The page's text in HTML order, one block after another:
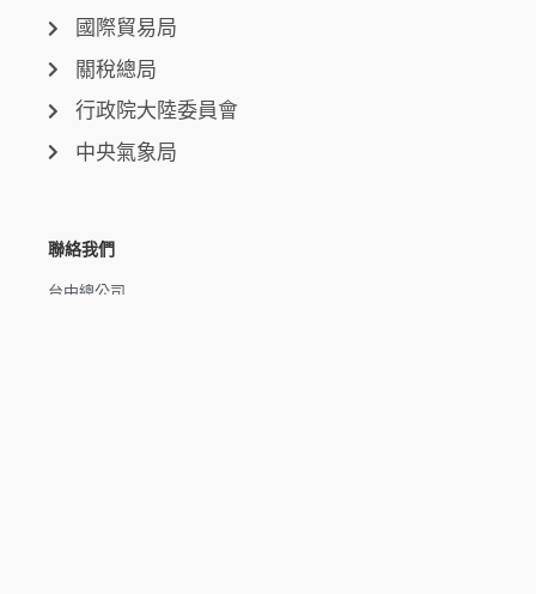
國際貿易局
關稅總局
行政院大陸委員會
中央氣象局
聯絡我們
台中總公司